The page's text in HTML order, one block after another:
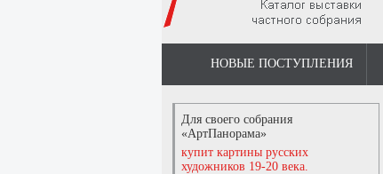
НОВЫЕ ПОСТУПЛЕНИЯ
Для своего собрания
«АртПанорама»
купит картины русских
художников 19-20 века.